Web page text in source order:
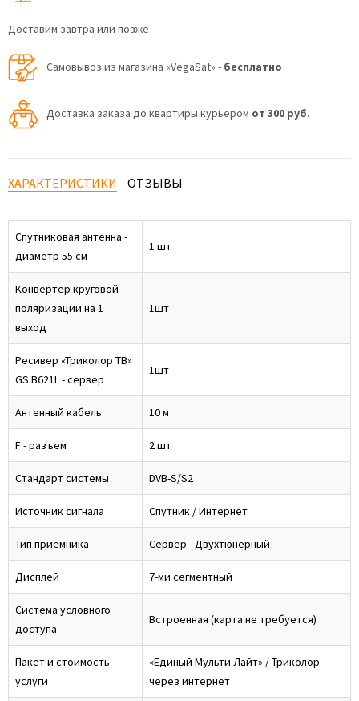
Доставим завтра или позже
Самовывоз из магазина «VegaSat» - бесплатно
Доставка заказа до квартиры курьером от 300 руб.
ХАРАКТЕРИСТИКИ ОТЗЫВЫ
Спутниковая антенна -
диаметр 55 см
1 шт
Конвертер круговой
поляризации на 1
выход
1шт
Ресивер «Триколор ТВ»
GS B621L - сервер
1шт
Антенный кабель 10 м
F - разъем 2 шт
Стандарт системы DVB-S/S2
Источник сигнала Спутник / Интернет
Тип приемника Сервер - Двухтюнерный
Дисплей 7-ми сегментный
Система условного
доступа
Встроенная (карта не требуется)
Пакет и стоимость
услуги
«Единый Мульти Лайт» / Триколор
через интернет